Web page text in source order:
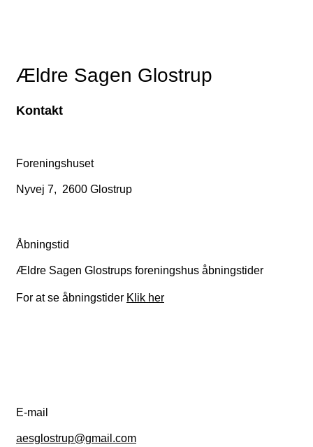
Ældre Sagen Glostrup
Kontakt
Foreningshuset
Nyvej 7, 2600 Glostrup
Åbningstid
Ældre Sagen Glostrups foreningshus åbningstider
For at se åbningstider Klik her
E-mail
aesglostrup@gmail.com